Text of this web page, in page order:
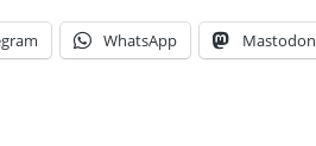
WhatsApp Mastodon